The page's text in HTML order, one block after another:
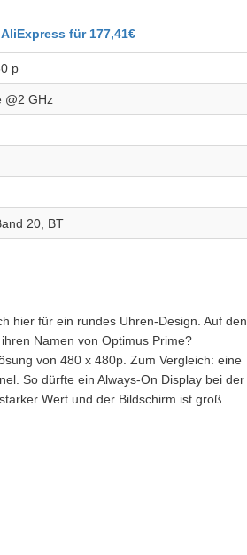
AliExpress für 177,41€
p
@2 GHz
20, BT
hier für ein rundes Uhren-Design. Auf den
Namen von Optimus Prime?
von 480 x 480p. Zum Vergleich: eine
So dürfte ein Always-On Display bei der
Wert und der Bildschirm ist groß